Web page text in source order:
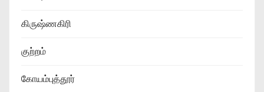
கிருஷ்ணகிரி
குற்றம்
கோயம்புத்தூர்